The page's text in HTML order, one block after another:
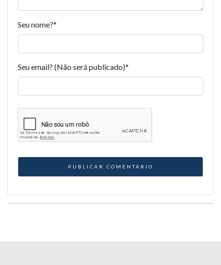
Seu nome?*
Seu email? (Não será publicado)*